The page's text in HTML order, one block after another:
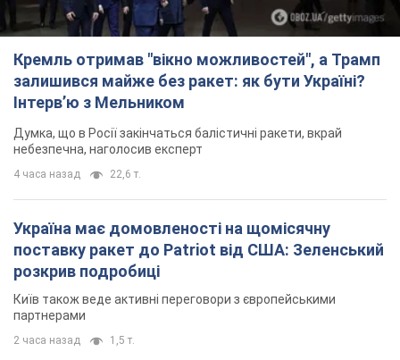
Кремль отримав "вікно можливостей", а Трамп
залишився майже без ракет: як бути Україні?
Інтерв’ю з Мельником
Думка, що в Росії закінчаться балістичні ракети, вкрай
небезпечна, наголосив експерт
4 часа назад 22,6 т.
Україна має домовленості на щомісячну
поставку ракет до Patriot від США: Зеленський
розкрив подробиці
Київ також веде активні переговори з європейськими
партнерами
2 часа назад 1,5 т.